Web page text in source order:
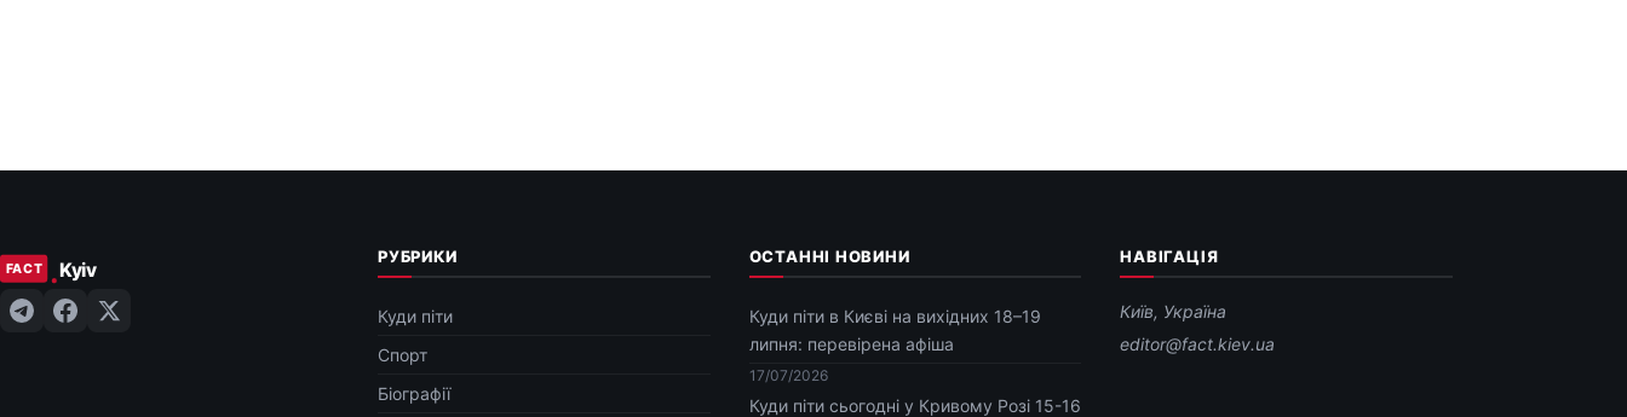
РУБРИКИ
Куди піти
Спорт
Біографії
ОСТАННІ НОВИНИ
Куди піти в Києві на вихідних 18–19
липня: перевірена афіша
17/07/2026
Куди піти сьогодні у Кривому Розі 15-16
НАВІГАЦІЯ
Київ, Україна
editor@fact.kiev.ua